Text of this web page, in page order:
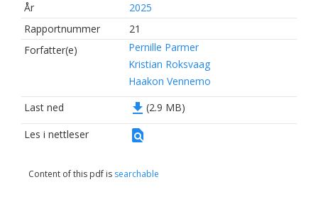
År
2025
Rapportnummer
21
Forfatter(e)
Pernille Parmer
Kristian Roksvaag
Haakon Vennemo
Last ned
file_download (2.9 MB)
Les i nettleser
find_in_page
Content of this pdf is searchable